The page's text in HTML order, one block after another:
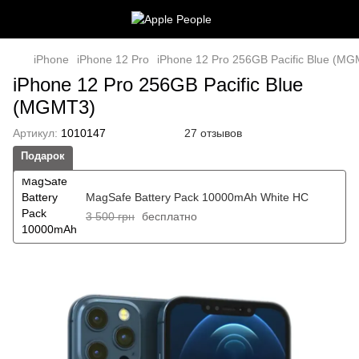
iPhone iPhone 12 Pro iPhone 12 Pro 256GB Pacific Blue
iPhone 12 Pro 256GB Pacific Blue
(MGMT3)
Артикул: 1010147 27 отзывов
Подарок
MagSafe Battery Pack 10000mAh White HC
3 500 грн бесплатно